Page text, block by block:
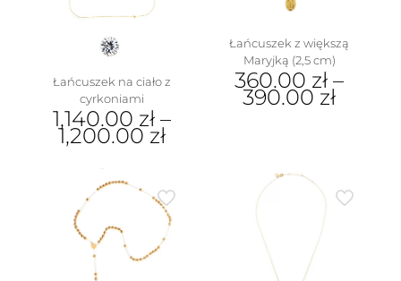
Łańcuszek na ciało z
cyrkoniami
1,140.00 zł–
1,200.00 zł
wariantów.
Opcje
można
Łańcuszek z większą
Maryjką (2,5 cm)
360.00 zł –
390.00 zł
wiele
wariantów.
wybrać
stronie